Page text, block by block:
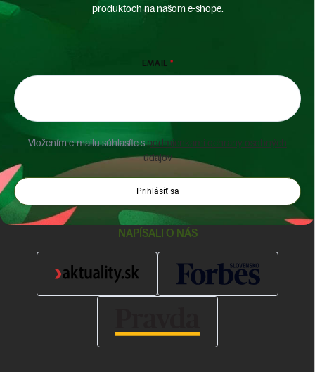
produktoch na našom e-shope.
EMAIL
Vložením e-mailu súhlasíte spodmienkami ochrany osobných
údajov
Prihlásiť sa
NAPÍSALI O NÁS